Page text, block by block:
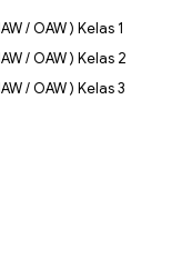
/ OAW ) Kelas 1
/ OAW ) Kelas 2
/ OAW ) Kelas 3